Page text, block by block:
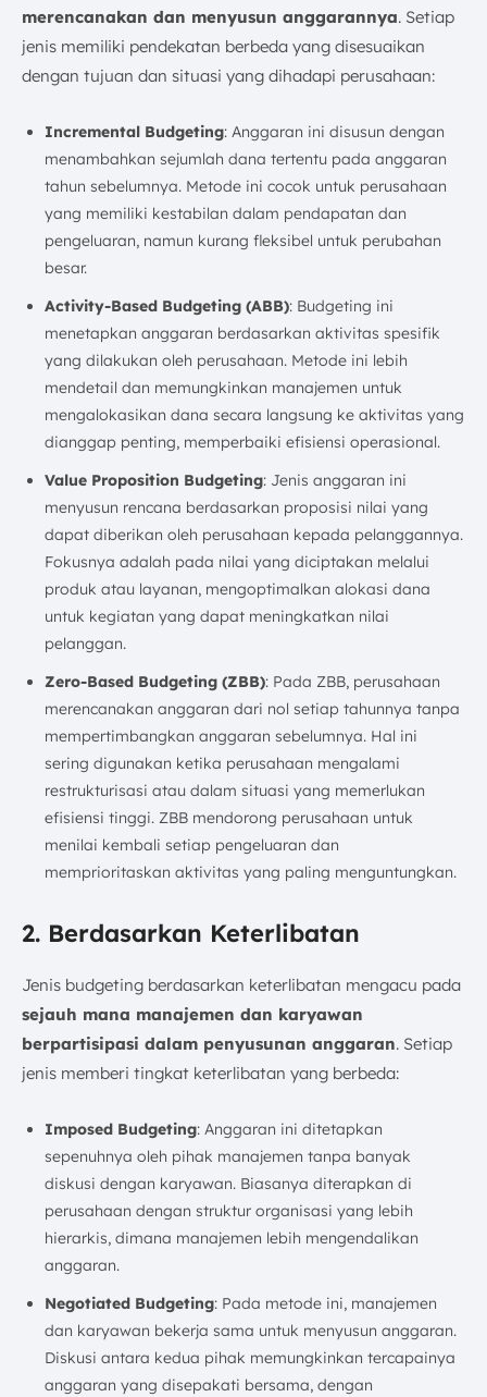
merencanakan dan menyusun anggarannya. Setiap
jenis memiliki pendekatan berbeda yang disesuaikan
dengan tujuan dan situasi yang dihadapi perusahaan:
Incremental Budgeting: Anggaran ini disusun dengan
menambahkan sejumlah dana tertentu pada anggaran
tahun sebelumnya. Metode ini cocok untuk perusahaan
yang memiliki kestabilan dalam pendapatan dan
pengeluaran, namun kurang fleksibel untuk perubahan
besar.
Activity-Based Budgeting (ABB): Budgeting ini
menetapkan anggaran berdasarkan aktivitas spesifik
yang dilakukan oleh perusahaan. Metode ini lebih
mendetail dan memungkinkan manajemen untuk
mengalokasikan dana secara langsung ke aktivitas yang
dianggap penting, memperbaiki efisiensi operasional.
Value Proposition Budgeting: Jenis anggaran ini
menyusun rencana berdasarkan proposisi nilai yang
dapat diberikan oleh perusahaan kepada pelanggannya.
Fokusnya adalah pada nilai yang diciptakan melalui
produk atau layanan, mengoptimalkan alokasi dana
untuk kegiatan yang dapat meningkatkan nilai
pelanggan.
Zero-Based Budgeting (ZBB): Pada ZBB, perusahaan
merencanakan anggaran dari nol setiap tahunnya tanpa
mempertimbangkan anggaran sebelumnya. Hal ini
sering digunakan ketika perusahaan mengalami
restrukturisasi atau dalam situasi yang memerlukan
efisiensi tinggi. ZBB mendorong perusahaan untuk
menilai kembali setiap pengeluaran dan
memprioritaskan aktivitas yang paling menguntungkan.
2. Berdasarkan Keterlibatan
Jenis budgeting berdasarkan keterlibatan mengacu pada
sejauh mana manajemen dan karyawan
berpartisipasi dalam penyusunan anggaran. Setiap
jenis memberi tingkat keterlibatan yang berbeda:
Imposed Budgeting: Anggaran ini ditetapkan
sepenuhnya oleh pihak manajemen tanpa banyak
diskusi dengan karyawan. Biasanya diterapkan di
perusahaan dengan struktur organisasi yang lebih
hierarkis, dimana manajemen lebih mengendalikan
anggaran.
Negotiated Budgeting: Pada metode ini, manajemen
dan karyawan bekerja sama untuk menyusun anggaran.
Diskusi antara kedua pihak memungkinkan tercapainya
anggaran yang disepakati bersama, dengan